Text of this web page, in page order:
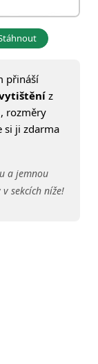
přináší
z
rozměry
si ji zdarma
a jemnou
sekcích níže!